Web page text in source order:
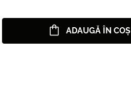
ADAUGĂ ÎN COȘ